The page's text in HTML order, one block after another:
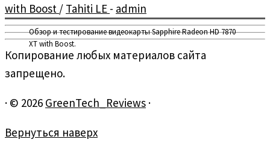
Обзор и тестирование видеокарты Sapphire Radeon HD 7870
XT with Boost.
with Boost / Tahiti LE - admin
Копирование любых материалов сайта
запрещено.
· © 2026 GreenTech_Reviews ·
Вернуться наверх